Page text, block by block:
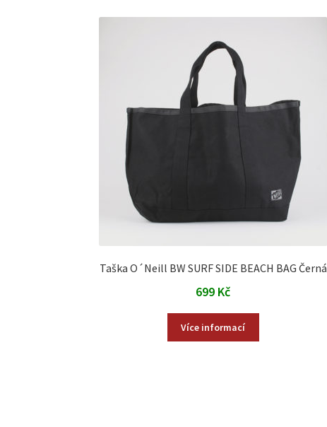
Taška O´Neill BW SURF SIDE BEACH BAG Černá
699 Kč
Více informací